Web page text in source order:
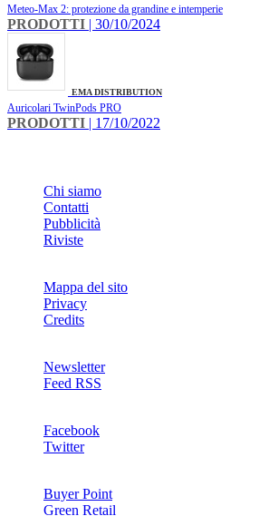
Meteo-Max 2: protezione da grandine e intemperie
PRODOTTI | 30/10/2024
EMA DISTRIBUTION
Auricolari TwinPods PRO
PRODOTTI | 17/10/2022
Chi siamo
Contatti
Pubblicità
Riviste
Mappa del sito
Privacy
Credits
Newsletter
Feed RSS
Facebook
Twitter
Buyer Point
Green Retail